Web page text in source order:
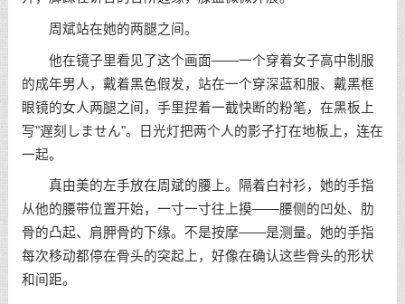
周斌站在她的两腿之间。
他在镜子里看见了这个画面——一个穿着女子高中制服
的成年男人，戴着黑色假发，站在一个穿深蓝和服、戴黑框
眼镜的女人两腿之间，手里捏着一截快断的粉笔，在黑板上
写"遅刻しません"。日光灯把两个人的影子打在地板上，连在
一起。
真由美的左手放在周斌的腰上。隔着白衬衫，她的手指
从他的腰带位置开始，一寸一寸往上摸——腰侧的凹处、肋
骨的凸起、肩胛骨的下缘。不是按摩——是测量。她的手指
每次移动都停在骨头的突起上，好像在确认这些骨头的形状
和间距。